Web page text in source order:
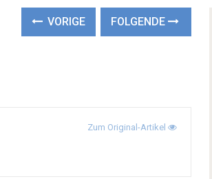
VORIGE FOLGENDE
Zum Original-Artikel